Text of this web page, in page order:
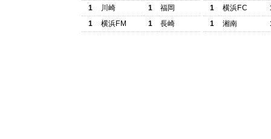
1
川崎 1
福岡
1
横浜FM 1 長崎
1
横浜FC
1
湘南